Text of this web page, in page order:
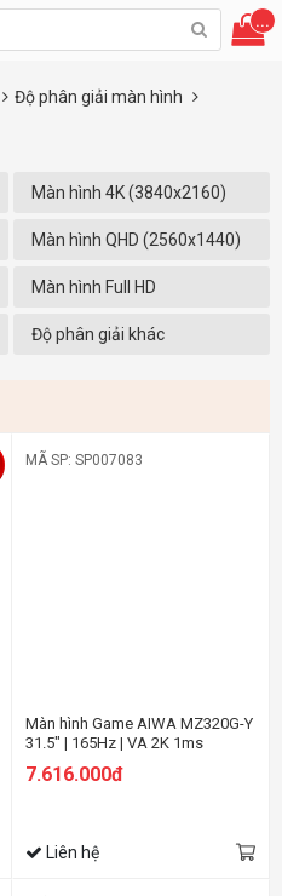
...
Độ phân giải màn hình
Màn hình 4K (3840x2160)
Màn hình QHD (2560x1440)
Màn hình Full HD
(1920x1080)
Độ phân giải khác
MÃ SP: SP007083
Màn hình Game AIWA MZ320G-Y
31.5" | 165Hz | VA 2K 1ms
7.616.000đ
Liên hệ